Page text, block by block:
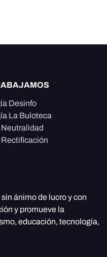
Desinfo
La Buloteca
sin ánimo de lucro y con
y promueve la
educación, tecnología,